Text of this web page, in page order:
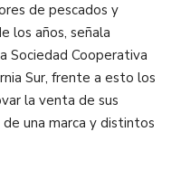
de pescados y
los años, señala
Sociedad Cooperativa
Sur, frente a esto los
la venta de sus
una marca y distintos